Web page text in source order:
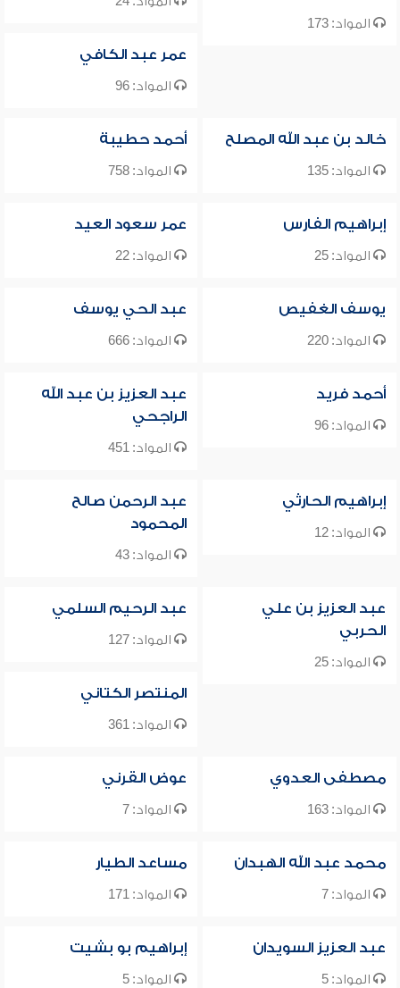
المواد: 173
عمر عبد الكافي
المواد: 96
خالد بن عبد الله المصلح
المواد: 135
أحمد حطيبة
المواد: 758
إبراهيم الفارس
المواد: 25
عمر سعود العيد
المواد: 22
يوسف الغفيص
المواد: 220
عبد الحي يوسف
المواد: 666
أحمد فريد
المواد: 96
عبد العزيز بن عبد الله
الراجحي
المواد: 451
إبراهيم الحارثي
المواد: 12
عبد الرحمن صالح
المحمود
المواد: 43
عبد العزيز بن علي
الحربي
المواد: 25
عبد الرحيم السلمي
المواد: 127
المنتصر الكتاني
المواد: 361
مصطفى العدوي
المواد: 163
عوض القرني
المواد: 7
محمد عبد الله الهبدان
المواد: 7
مساعد الطيار
المواد: 171
عبد العزيز السويدان
المواد: 5
إبراهيم بو بشيت
المواد: 5